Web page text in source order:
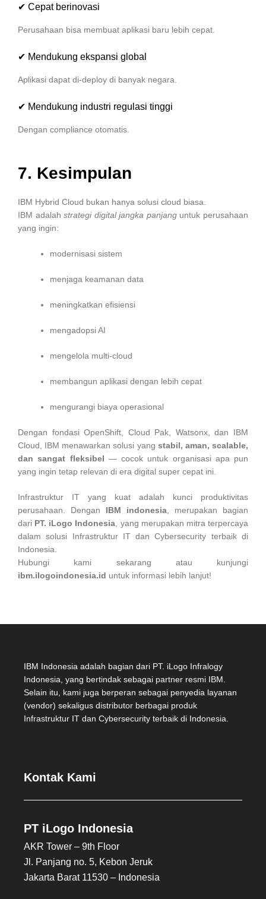
✔ Cepat berinovasi
Perusahaan bisa membuat aplikasi baru lebih cepat.
✔ Mendukung ekspansi global
Aplikasi dapat di-deploy di banyak negara.
✔ Mendukung industri regulasi tinggi
Dengan compliance otomatis.
7. Kesimpulan
IBM Hybrid Cloud bukan hanya solusi cloud biasa.
IBM adalahstrategi digital jangka panjanguntuk perusahaan
yang ingin:
modernisasi sistem
menjaga keamanan data
meningkatkan efisiensi
mengadopsi AI
mengelola multi-cloud
membangun aplikasi dengan lebih cepat
mengurangi biaya operasional
Dengan fondasi OpenShift, Cloud Pak, Watsonx, dan IBM
Cloud, IBM menawarkan solusi yang stabil, aman, scalable,
dan sangat fleksibel — cocok untuk organisasi apa pun
yang ingin tetap relevan di era digital super cepat ini.
Infrastruktur IT yang kuat adalah kunci produktivitas
perusahaan. Dengan IBM indonesia, merupakan bagian
dari PT. iLogo Indonesia, yang merupakan mitra terpercaya
dalam solusi Infrastruktur IT dan Cybersecurity terbaik di
Indonesia.
Hubungi kami sekarang atau kunjungi
ibm.ilogoindonesia.id untuk informasi lebih lanjut!
IBM Indonesia adalah bagian dari PT. iLogo Infralogy
Indonesia, yang bertindak sebagai partner resmi IBM.
Selain itu, kami juga berperan sebagai penyedia layanan
(vendor) sekaligus distributor berbagai produk
Infrastruktur IT dan Cybersecurity terbaik di Indonesia.
Kontak Kami
PT iLogo Indonesia
AKR Tower – 9th Floor
Jl. Panjang no. 5, Kebon Jeruk
Jakarta Barat 11530 – Indonesia